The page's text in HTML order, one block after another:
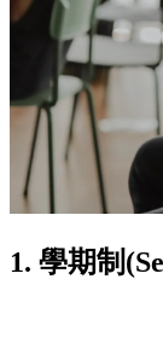
1. 學期制